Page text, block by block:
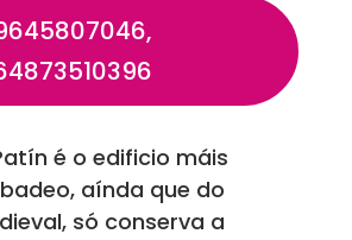
é o edificio máis
aínda que do
só conserva a